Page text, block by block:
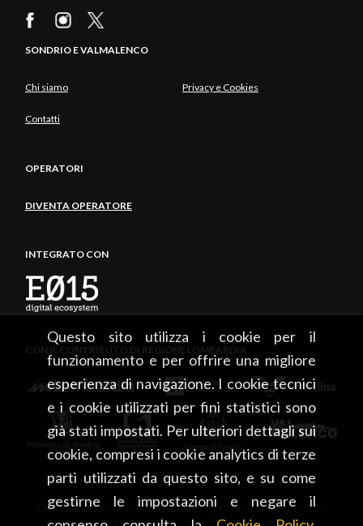
Questo sito utilizza i cookie per il
funzionamento e per offrire una migliore
esperienza di navigazione. I cookie tecnici
e i cookie utilizzati per fini statistici sono
già stati impostati. Per ulteriori dettagli sui
cookie, compresi i cookie analytics di terze
parti utilizzati da questo sito, e su come
gestirne le impostazioni e negare il
SONDRIO E VALMALENCO
Chi siamo Privacy e Cookies
Contatti
OPERATORI
DIVENTA OPERATORE
INTEGRATO CON
CON IL CONTRIBUTO DI REGIONE LOMBARDIA
CONSORZIO TURISTICO DEL MANDAMENTO DI SONDRIO • Via
Tonale, 13 • 23100 Sondrio • tel. +39 0342 219246 •